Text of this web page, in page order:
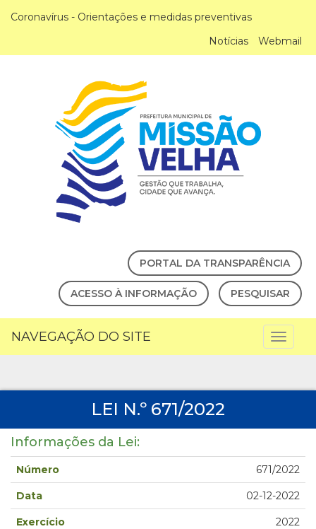
Coronavírus - Orientações e medidas preventivas
Notícias
Webmail
PORTAL DA TRANSPARÊNCIA
ACESSO À INFORMAÇÃO PESQUISAR
NAVEGAÇÃO DO SITE
LEI N.º 671/2022
Informações da Lei:
Número 671/2022
Data 02-12-2022
Exercício 2022